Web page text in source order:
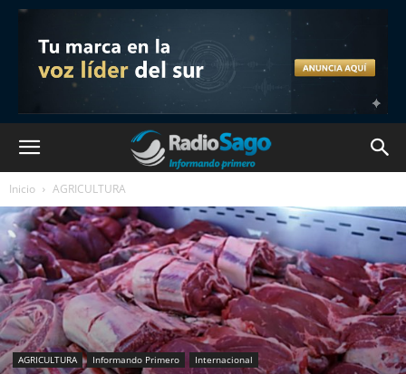
Inicio AGRICULTURA
AGRICULTURA Informando Primero Internacional